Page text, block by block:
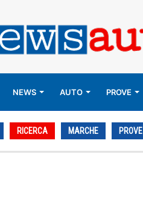
NEWS AUTO PROVE
RICERCA MARCHE PROVE